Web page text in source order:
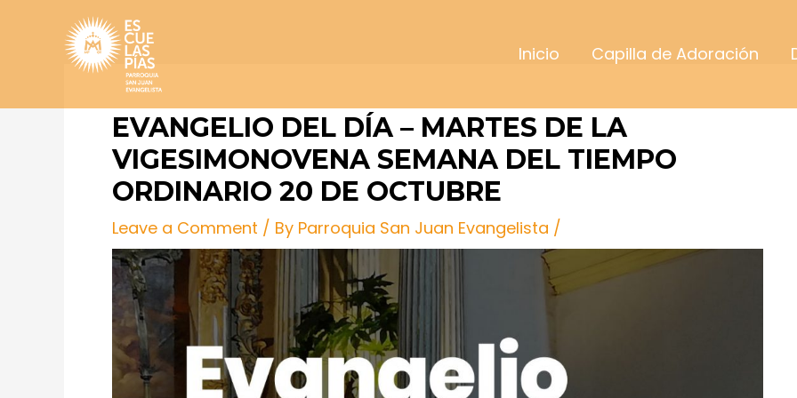
Inicio Capilla de Adoración
EVANGELIO DEL DÍA – MARTES DE LA
VIGESIMONOVENA SEMANA DEL TIEMPO
ORDINARIO 20 DE OCTUBRE
Leave a Comment / By Parroquia San Juan Evangelista /
navigation